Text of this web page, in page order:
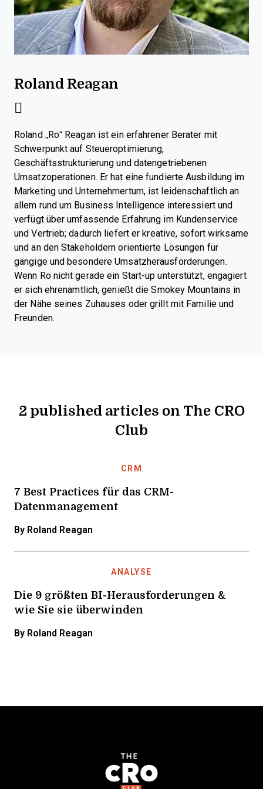
Roland Reagan
Roland „Ro“ Reagan ist ein erfahrener Berater mit
Schwerpunkt auf Steueroptimierung,
Geschäftsstrukturierung und datengetriebenen
Umsatzoperationen. Er hat eine fundierte Ausbildung im
Marketing und Unternehmertum, ist leidenschaftlich an
allem rund um Business Intelligence interessiert und
verfügt über umfassende Erfahrung im Kundenservice
und Vertrieb; dadurch liefert er kreative, sofort wirksame
und an den Stakeholdern orientierte Lösungen für
gängige und besondere Umsatzherausforderungen.
Wenn Ro nicht gerade ein Start-up unterstützt, engagiert
er sich ehrenamtlich, genießt die Smokey Mountains in
der Nähe seines Zuhauses oder grillt mit Familie und
Freunden.
2 published articles on The CRO
Club
CRM
7 Best Practices für das CRM-
Datenmanagement
By Roland Reagan
ANALYSE
Die 9 größten BI-Herausforderungen &
wie Sie sie überwinden
By Roland Reagan